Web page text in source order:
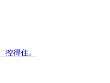
控得住。